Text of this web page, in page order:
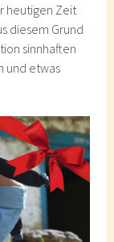
heutigen Zeit
diesem Grund
sinnhaften
und etwas